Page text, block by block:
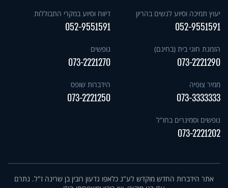
יעוץ תמיכה וסיוע לנשים בהריון
052-9551591
דיווח וסיוע במקרי התבוללות
052-9551591
הזמנת חוגי בית (בחינם)
073-2221290
נופשים
073-2221270
ממיר צופיה
073-3333333
הידברות שופס
073-2221250
נופשים וסמינרים בחו"ל
073-2221202
אתר הידברות החדש מוקדש לע"נ כלאפו גדעון רובין בן שרינה ז"ל. נתרם